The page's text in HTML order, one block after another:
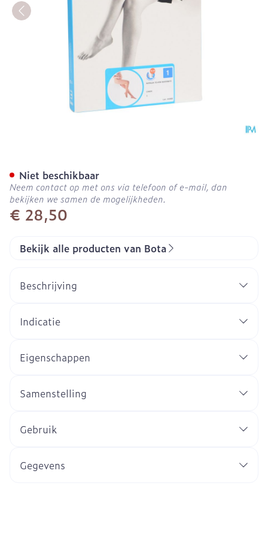
€ 28,50
Niet beschikbaar
Neem contact op met ons via telefoon of e-mail, dan
bekijken we samen de mogelijkheden.
Bekijk alle producten van Bota
Beschrijving
Indicatie
Eigenschappen
Samenstelling
Gebruik
Gegevens